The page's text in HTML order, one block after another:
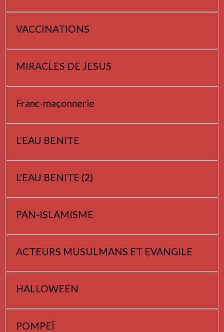
VACCINATIONS
MIRACLES DE JESUS
Franc-maçonnerie
L'EAU BENITE
L'EAU BENITE (2)
PAN-ISLAMISME
ACTEURS MUSULMANS ET EVANGILE
HALLOWEEN
POMPEÏ